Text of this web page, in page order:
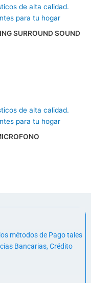
SURROUND SOUND
métodos de Pago tales
Bancarias, Crédito